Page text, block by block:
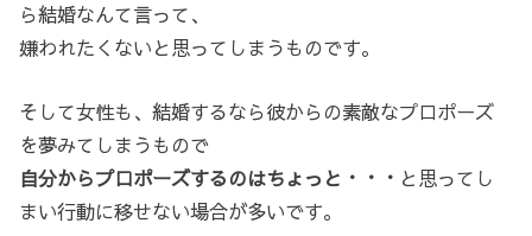
ら結婚なんて言って、
嫌われたくないと思ってしまうものです。
そして女性も、結婚するなら彼からの素敵なプロポーズ
を夢みてしまうもので
自分からプロポーズするのはちょっと・・・ と思ってし
まい行動に移せない場合が多いです。